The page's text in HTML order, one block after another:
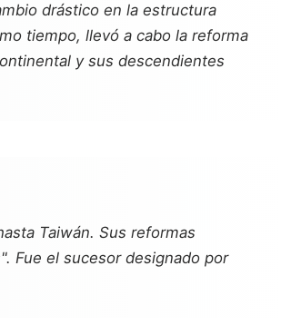
drástico en la estructura
tiempo, llevó a cabo la reforma
y sus descendientes
Taiwán. Sus reformas
Fue el sucesor designado por